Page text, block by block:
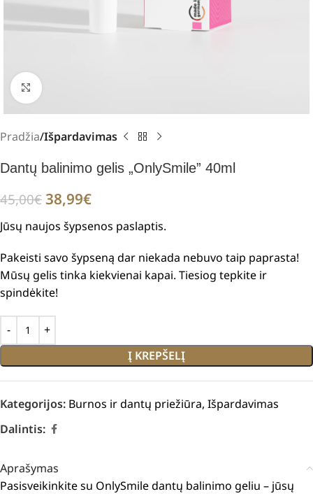
Padidinti
Pradžia Išpardavimas
Dantų balinimo gelis „OnlySmile” 40ml
45,00€ 38,99€
Jūsų naujos šypsenos paslaptis.
Pakeisti savo šypseną dar niekada nebuvo taip paprasta!
Mūsų gelis tinka kiekvienai kapai. Tiesiog tepkite ir
spindėkite!
Į KREPŠELĮ
Kategorijos: Burnos ir dantų priežiūra, Išpardavimas
Dalintis:
Aprašymas
Pasisveikinkite su OnlySmile dantų balinimo geliu – jūsų